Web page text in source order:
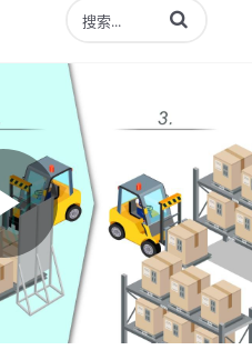
输入术语以搜索
Play